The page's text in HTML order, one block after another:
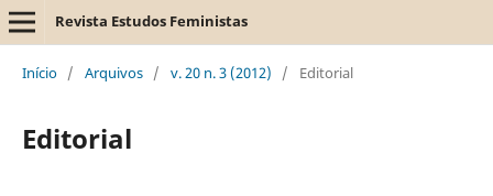
Revista Estudos Feministas
Início / Arquivos / v. 20 n. 3 (2012) / Editorial
Editorial